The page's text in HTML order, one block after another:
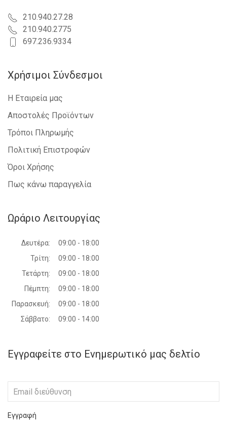
210.940.27.28
210.940.2775
697.236.9334
Χρήσιμοι Σύνδεσμοι
Η Εταιρεία μας
Αποστολές Προϊόντων
Τρόποι Πληρωμής
Πολιτική Επιστροφών
Όροι Χρήσης
Πως κάνω παραγγελία
Ωράριο Λειτουργίας
Δευτέρα:
09:00 - 18:00
Τρίτη:
09:00 - 18:00
Τετάρτη:
09:00 - 18:00
Πέμπτη:
09:00 - 18:00
Παρασκευή:
09:00 - 18:00
Σάββατο:
09:00 - 14:00
Εγγραφείτε στο Ενημερωτικό μας δελτίο
Εγγραφή